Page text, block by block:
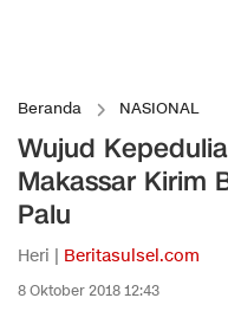
Beranda NASIONAL
Wujud
Makassar Kirim
Palu
Heri | Beritasulsel.com
8 Oktober 2018 12:43